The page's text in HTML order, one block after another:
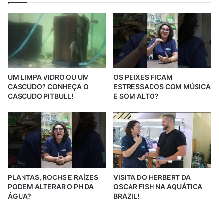
UM LIMPA VIDRO OU UM
CASCUDO? CONHEÇA O
CASCUDO PITBULL!
OS PEIXES FICAM
ESTRESSADOS COM MÚSICA
E SOM ALTO?
PLANTAS, ROCHS E RAÍZES
PODEM ALTERAR O PH DA
ÁGUA?
VISITA DO HERBERT DA
OSCAR FISH NA AQUÁTICA
BRAZIL!